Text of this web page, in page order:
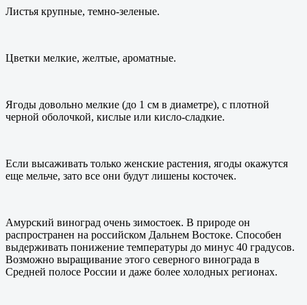
Листья крупные, темно-зеленые.
Цветки мелкие, желтые, ароматные.
Ягоды довольно мелкие (до 1 см в диаметре), с плотной
черной оболочкой, кислые или кисло-сладкие.
Если высаживать только женские растения, ягоды окажутся
еще мельче, зато все они будут лишены косточек.
Амурский виноград очень зимостоек. В природе он
распространен на российском Дальнем Востоке. Способен
выдерживать понижение температуры до минус 40 градусов.
Возможно выращивание этого северного винограда в
Средней полосе России и даже более холодных регионах.